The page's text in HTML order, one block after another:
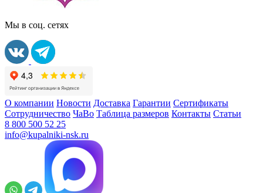
Мы в соц. сетях
О компании Новости Доставка Гарантии Сертификаты
Сотрудничество ЧаВо Таблица размеров Контакты Статьи
8 800 500 52 25
info@kupalniki-nsk.ru